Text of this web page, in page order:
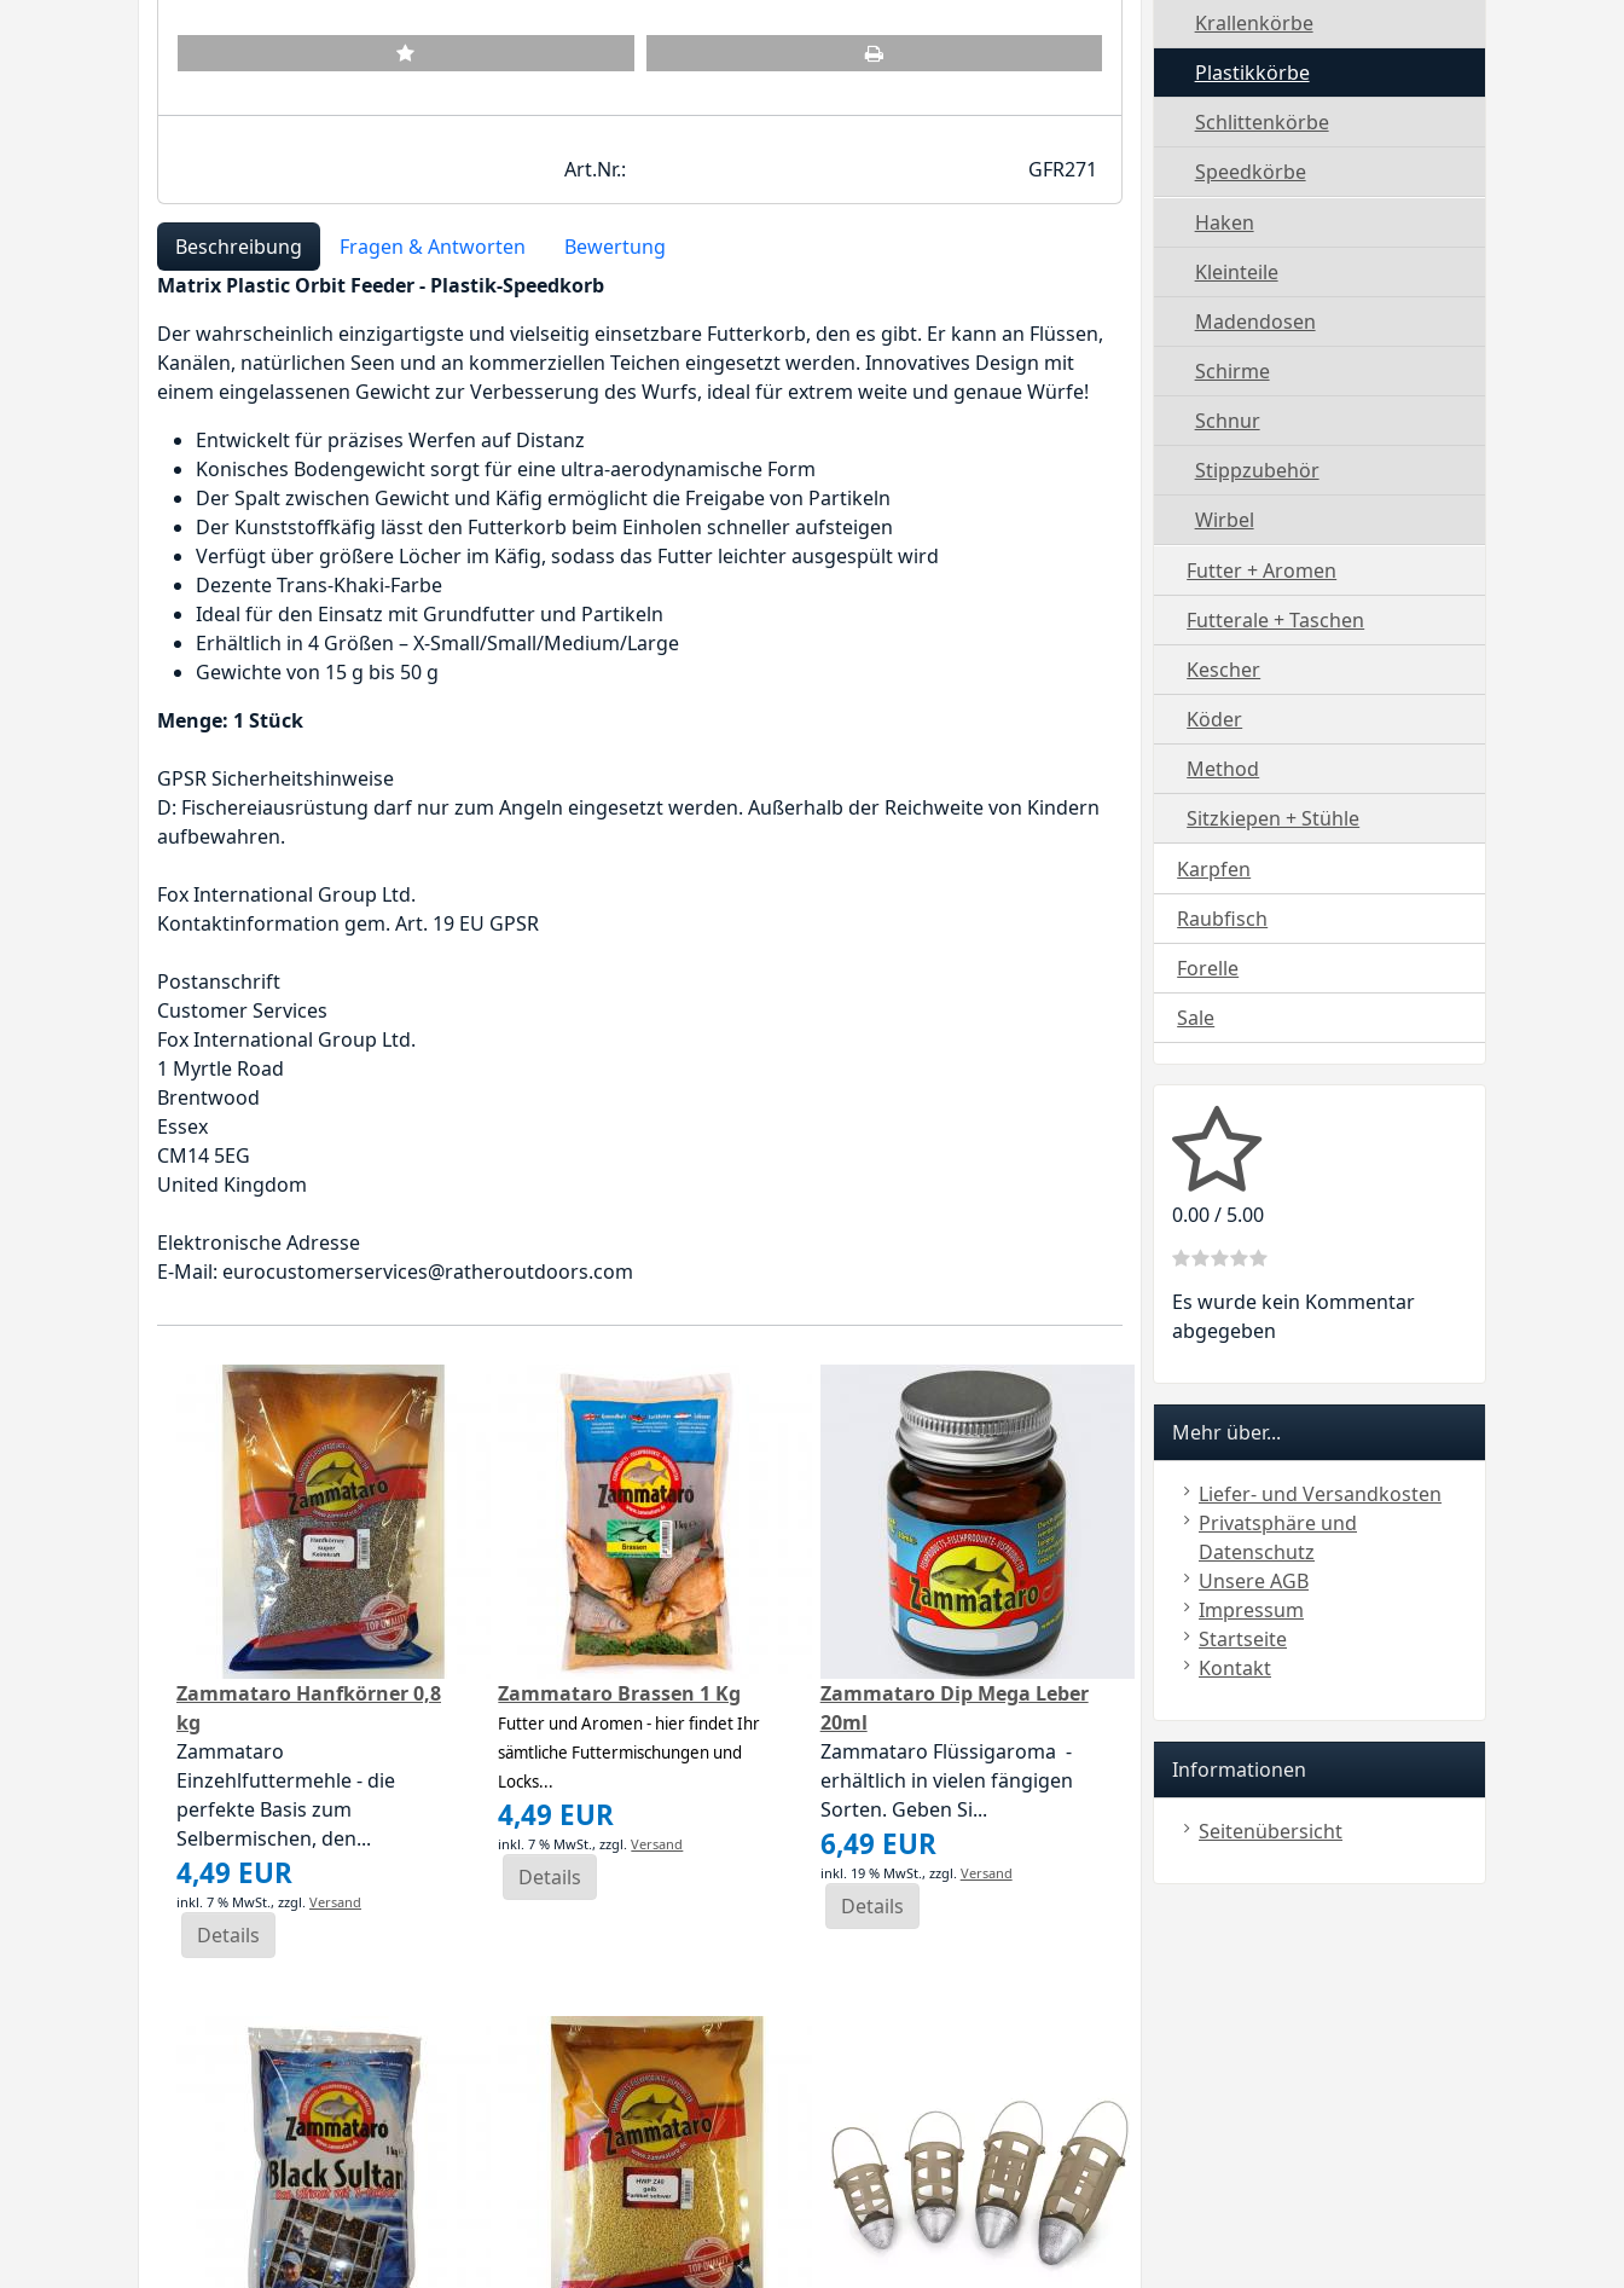
Art.Nr.: GFR271
Beschreibung Fragen & Antworten
Bewertung
Matrix Plastic Orbit Feeder - Plastik-Speedkorb
Der wahrscheinlich einzigartigste und vielseitig einsetzbare Futterkorb, den es gibt. Er kann an Flüssen,
Kanälen, natürlichen Seen und an kommerziellen Teichen eingesetzt werden. Innovatives Design mit
einem eingelassenen Gewicht zur Verbesserung des Wurfs, ideal für extrem weite und genaue Würfe!
Entwickelt für präzises Werfen auf Distanz
Konisches Bodengewicht sorgt für eine ultra-aerodynamische Form
Der Spalt zwischen Gewicht und Käfig ermöglicht die Freigabe von Partikeln
Der Kunststoffkäfig lässt den Futterkorb beim Einholen schneller aufsteigen
Verfügt über größere Löcher im Käfig, sodass das Futter leichter ausgespült wird
Dezente Trans-Khaki-Farbe
Ideal für den Einsatz mit Grundfutter und Partikeln
Erhältlich in 4 Größen – X-Small/Small/Medium/Large
Gewichte von 15 g bis 50 g
Menge: 1 Stück
GPSR Sicherheitshinweise
D: Fischereiausrüstung darf nur zum Angeln eingesetzt werden. Außerhalb der Reichweite von Kindern
aufbewahren.
Fox International Group Ltd.
Kontaktinformation gem. Art. 19 EU GPSR
Postanschrift
Customer Services
Fox International Group Ltd.
1 Myrtle Road
Brentwood
Essex
CM14 5EG
United Kingdom
Elektronische Adresse
E-Mail: eurocustomerservices@ratheroutdoors.com​​​​​​​
Zammataro Hanfkörner 0,8
kg
Zammataro
Einzehlfuttermehle - die
perfekte Basis zum
Selbermischen, den...
4,49 EUR
inkl. 7 % MwSt., zzgl. Versand
Details
Zammataro Brassen 1 Kg
Futter und Aromen - hier findet Ihr
sämtliche Futtermischungen und
Locks...
4,49 EUR
inkl. 7 % MwSt., zzgl.Versand
Details
Zammataro Dip Mega Leber
20ml
Zammataro Flüssigaroma -
erhältlich in vielen fängigen
Sorten. Geben Si...
6,49 EUR
inkl. 19 % MwSt., zzgl. Versand
Details
Krallenkörbe
Plastikkörbe
Schlittenkörbe
Speedkörbe
Haken
Kleinteile
Madendosen
Schirme
Schnur
Stippzubehör
Wirbel
Futter + Aromen
Futterale + Taschen
Kescher
Köder
Method
Sitzkiepen + Stühle
Karpfen
Raubfisch
Forelle
Sale
0.00 / 5.00
Es wurde kein Kommentar
abgegeben
Mehr über...
Liefer- und Versandkosten
Privatsphäre und
Datenschutz
Unsere AGB
Impressum
Startseite
Kontakt
Informationen
Seitenübersicht